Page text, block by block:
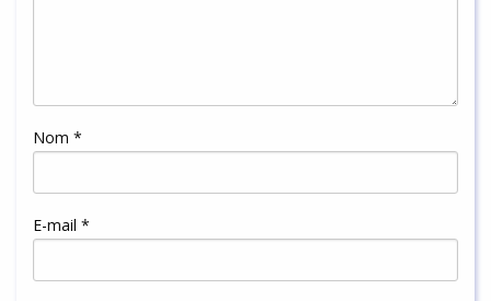
Nom *
E-mail *